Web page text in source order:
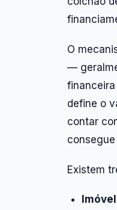
O
—
define o
contar
Existem